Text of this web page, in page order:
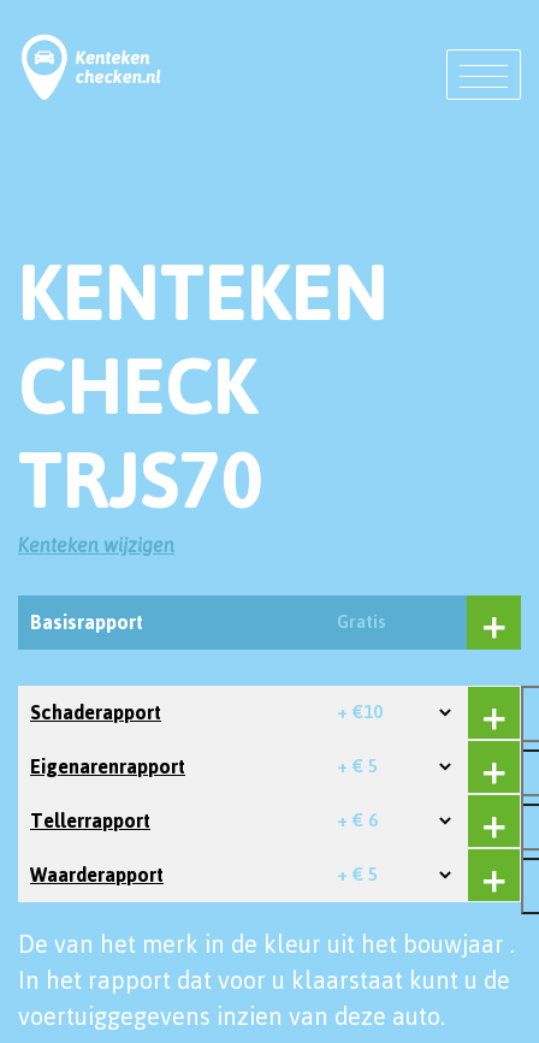
KENTEKEN
CHECK
TRJS70
Kenteken wijzigen
Basisrapport Gratis
Schaderapport + €10
Eigenarenrapport + € 5
Tellerrapport + € 6
Waarderapport + € 5
De van het merk in de kleur uit het bouwjaar .
In het rapport dat voor u klaarstaat kunt u de
voertuiggegevens inzien van deze auto.